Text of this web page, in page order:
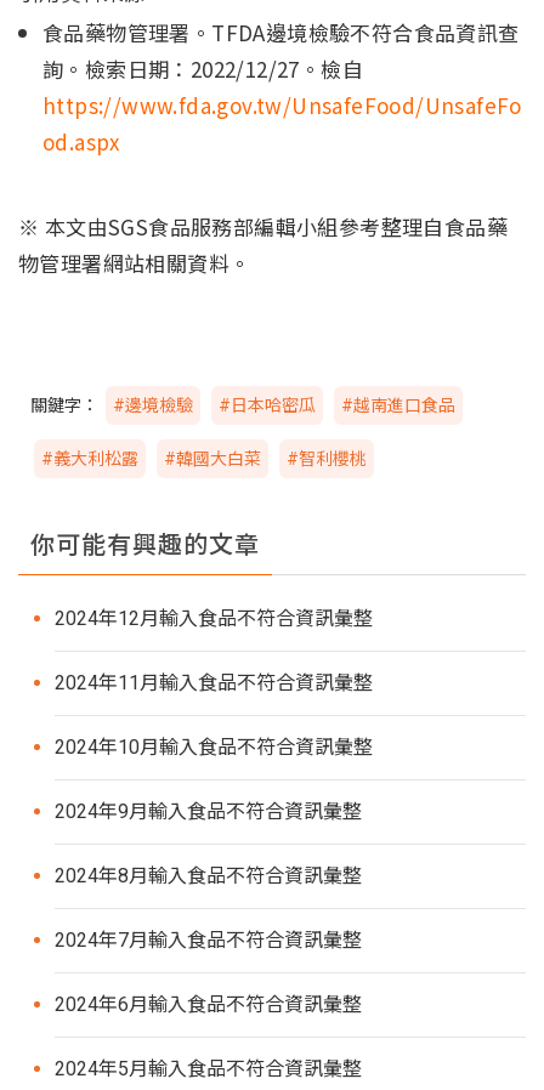
食品藥物管理署。TFDA邊境檢驗不符合食品資訊查
詢。檢索日期：2022/12/27。檢自
https://www.fda.gov.tw/UnsafeFood/UnsafeFo
od.aspx
※ 本文由SGS食品服務部編輯小組參考整理自食品藥
物管理署網站相關資料。
關鍵字： #邊境檢驗 #日本哈密瓜 #越南進口食品
#義大利松露 #韓國大白菜 #智利櫻桃
你可能有興趣的文章
2024年12月輸入食品不符合資訊彙整
2024年11月輸入食品不符合資訊彙整
2024年10月輸入食品不符合資訊彙整
2024年9月輸入食品不符合資訊彙整
2024年8月輸入食品不符合資訊彙整
2024年7月輸入食品不符合資訊彙整
2024年6月輸入食品不符合資訊彙整
2024年5月輸入食品不符合資訊彙整